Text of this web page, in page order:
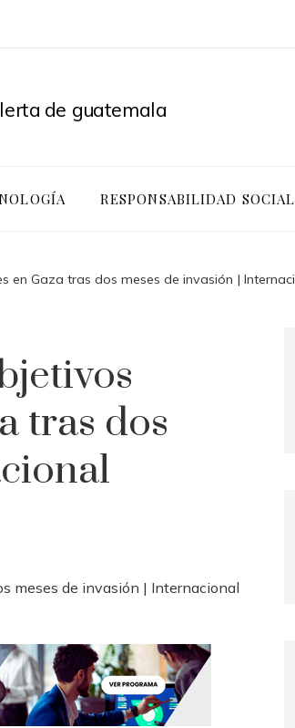
RESPONSABILIDAD SOCIAL
en Gaza tras dos meses de invasión |
tras dos